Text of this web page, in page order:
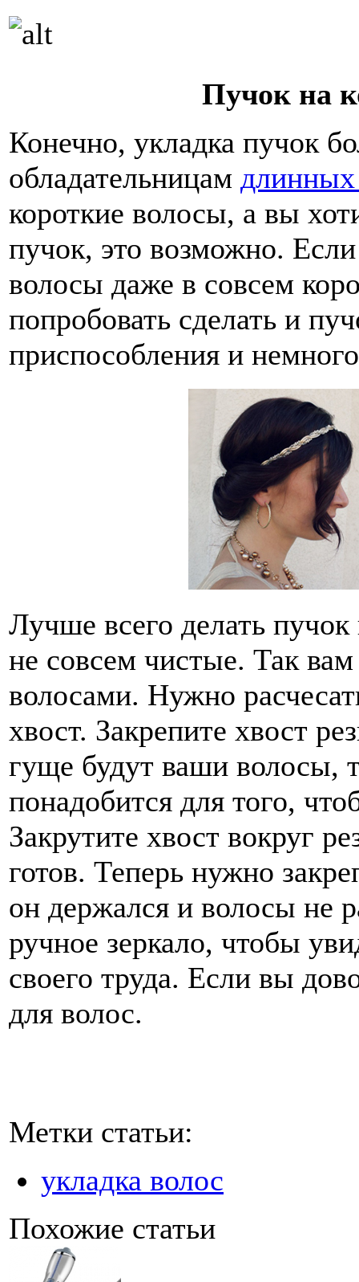
Пучок на
Конечно, укладка пучок
обладательницам длинных
короткие волосы, а вы
пучок, это возможно.
волосы даже в совсем
попробовать сделать и
приспособления и
Лучше всего делать
не совсем чистые. Так вам
волосами. Нужно
хвост. Закрепите хвост
гуще будут ваши волосы,
понадобится для того,
Закрутите хвост вокруг
готов. Теперь нужно
он держался и волосы не
ручное зеркало, чтобы
своего труда. Если вы
для волос.
Метки статьи:
укладка волос
Похожие статьи